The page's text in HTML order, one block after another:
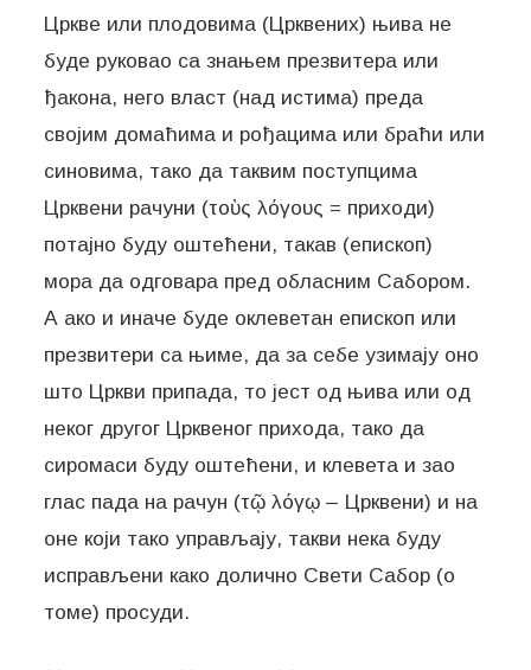
Цркве или плодовима (Црквених) њива не
буде руковао са знањем презвитера или
ђакона, него власт (над истима) преда
својим домаћима и рођацима или браћи или
синовима, тако да таквим поступцима
Црквени рачуни (τοὺς λόγoυς = приходи)
потајно буду оштећени, такав (епископ)
мора да одговара пред обласним Сабором.
А ако и иначе буде оклеветан епископ или
презвитери са њиме, да за себе узимају оно
што Цркви припада, то јест од њива или од
неког другог Црквеног прихода, тако да
сиромаси буду оштећени, и клевета и зао
глас пада на рачун (τῷ λόγῳ – Црквени) и на
оне који тако управљају, такви нека буду
исправљени како долично Свети Сабор (о
томе) просуди.